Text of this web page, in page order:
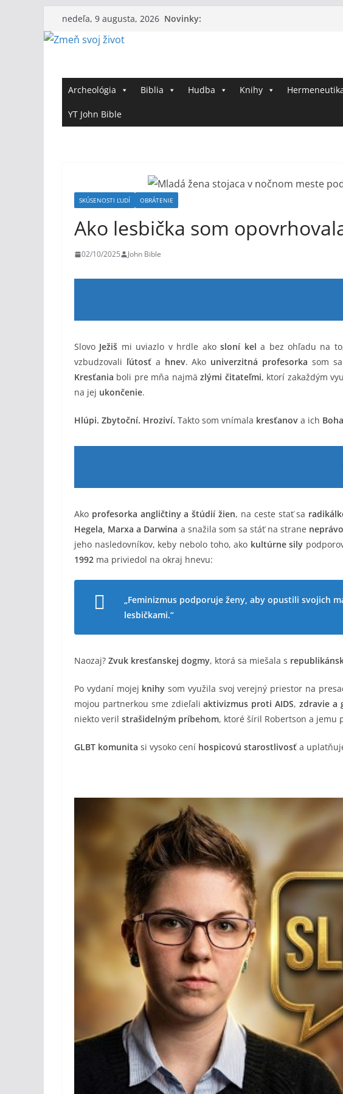
to
nedeľa, 9 augusta, 2026 Novinky:
Archeológia Biblia Hudba Knihy
YT John Bible
SKÚSENOSTI ĽUDÍ OBRÁTENIE
Ako lesbička som
02/10/2025 John Bible
Slovo Ježiš mi uviazlo v hrdle akosloní kel a bez ohľadu na
vzbudzovali ľútosťa hnev. Ako univerzitná profesorka som
Kresťania boli pre mňa najmäzlými čitateľmi, ktorí zakaždým
na jej ukončenie.
Hlúpi. Zbytoční. Hroziví. Takto som vnímala kresťanov a ich
Ako profesorka angličtiny a štúdií žien, na ceste stať sa
Hegela, Marxa a Darwina a snažila som sa stáť na strane
jeho nasledovníkov, keby nebolo toho, ako kultúrne sily
1992 ma priviedol na okraj hnevu:
„Feminizmus podporuje ženy, aby opustili svojich
lesbičkami.“
Naozaj? Zvuk kresťanskej dogmy, ktorá sa miešala s
Po vydaní mojej knihy som využila svoj verejný priestor na
mojou partnerkou sme zdieľaliaktivizmus proti AIDS, zdravie a
niekto veril strašidelným príbehom, ktoré šíril Robertson a jemu
GLBT komunita si vysoko cení hospicovú starostlivosť a